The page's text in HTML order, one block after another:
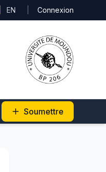
EN Connexion
Soumettre